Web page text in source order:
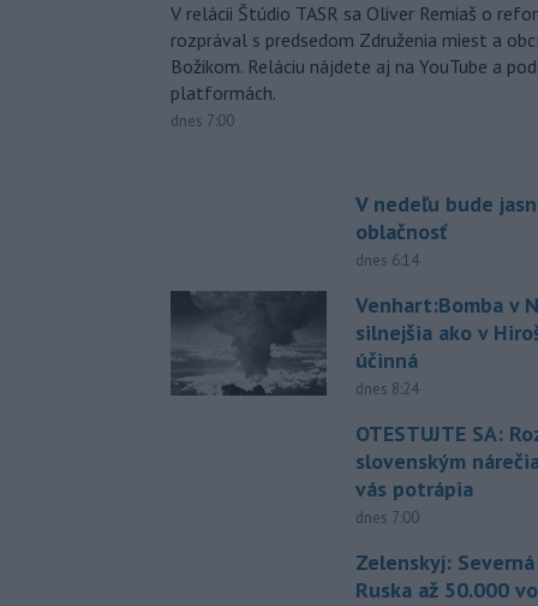
V relácii Štúdio TASR sa Oliver Remiaš o
rozprával s predsedom Združenia miest a
Božikom. Reláciu nájdete aj na YouTube a
platformách.
dnes 7:00
V nedeľu bude
oblačnosť
dnes 6:14
Venhart:Bomba v
silnejšia ako v
účinná
dnes 8:24
OTESTUJTE SA:
slovenským
vás potrápia
dnes 7:00
Zelenskyj:
Ruska až 50.000